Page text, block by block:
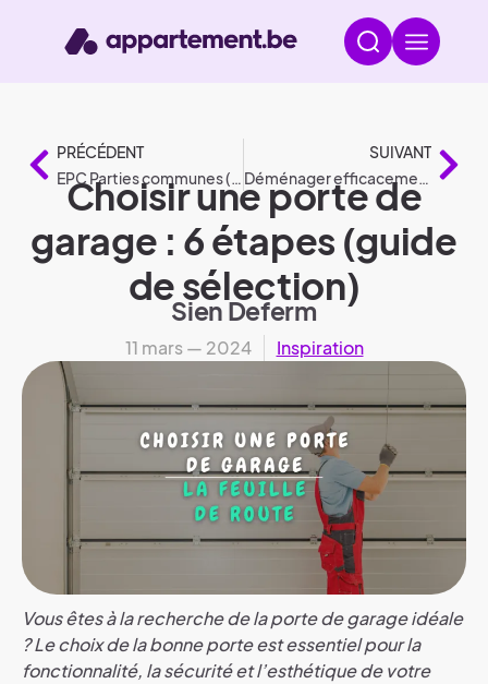
PRÉCÉDENT
EPC Parties communes (EPC GD)
SUIVANT
Déménager efficacement avec votre voiture : 6 conseils
Choisir une porte de
garage : 6 étapes (guide
de sélection)
Sien Deferm
11 mars — 2024 Inspiration
Vous êtes à la recherche de la porte de garage idéale
? Le choix de la bonne porte est essentiel pour la
fonctionnalité, la sécurité et l’esthétique de votre